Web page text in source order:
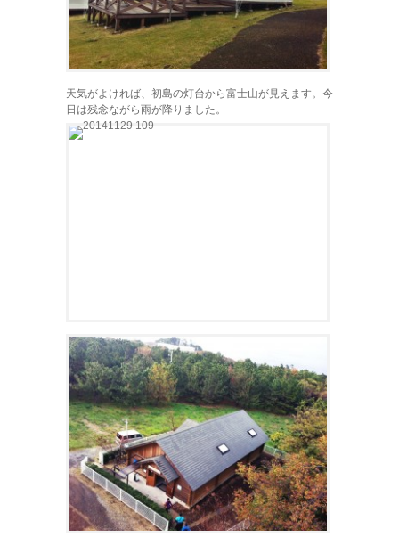
天気がよければ、初島の灯台から富士山が見えます。今
日は残念ながら雨が降りました。